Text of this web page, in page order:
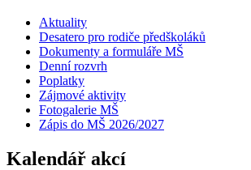
Aktuality
Desatero pro rodiče předškoláků
Dokumenty a formuláře MŠ
Denní rozvrh
Poplatky
Zájmové aktivity
Fotogalerie MŠ
Zápis do MŠ 2026/2027
Kalendář akcí